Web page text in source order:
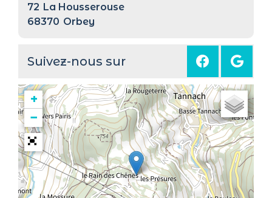
72 La Housserouse
68370 Orbey
Suivez-nous sur
+
−